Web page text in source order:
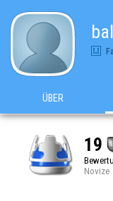
ÜBER
19
Novize